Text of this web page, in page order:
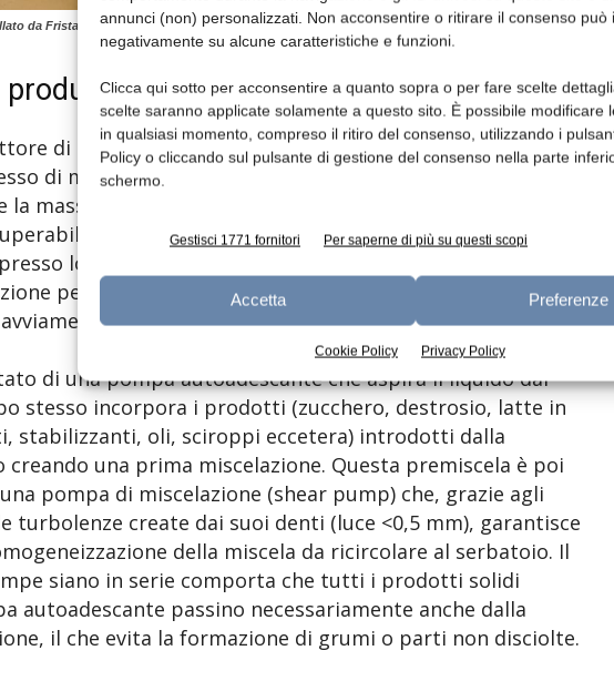
annunci (non) personalizzati. Non acconsentire o ritirare il consenso può
negativamente su alcune caratteristiche e funzioni.
Clicca qui sotto per acconsentire a quanto sopra o per fare scelte
scelte saranno applicate solamente a questo sito. È possibile modificare
in qualsiasi momento, compreso il ritiro del consenso, utilizzando i
Policy o cliccando sul pulsante di gestione del consenso nella parte
schermo.
Gestisci 1771 fornitori Per saperne di più su questi scopi
Accetta Preferenze
Cookie Policy Privacy Policy
da Fristam nello stabilimento di un importante produttore di gelati
di gelati…
di gelati, le sfide per Fristam erano soprattutto due:
di miscelazione migliorando la consistenza finale del
massima sicurezza degli operatori e l’ergonomia di
grazie a Powder Mixer, come dimostrato da una
lo stabilimento del produttore di gelati con una delle
per il noleggio e il team di tecnici Fristam come
di una pompa autoadescante che aspira il liquido dal
stesso incorpora i prodotti (zucchero, destrosio, latte in
stabilizzanti, oli, sciroppi eccetera) introdotti dalla
una prima miscelazione. Questa premiscela è poi
pompa di miscelazione (shear pump) che, grazie agli
turbolenze create dai suoi denti (luce <0,5 mm), garantisce
della miscela da ricircolare al serbatoio. Il
siano in serie comporta che tutti i prodotti solidi
autoadescante passino necessariamente anche dalla
il che evita la formazione di grumi o parti non disciolte.